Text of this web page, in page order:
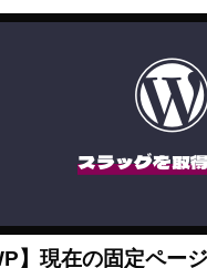
スラッグを取
】現在の固定ペー